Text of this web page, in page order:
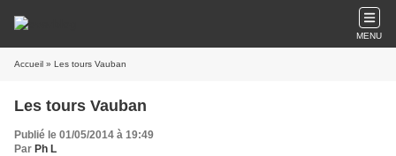
MENU
Accueil » Les tours Vauban
Les tours Vauban
Publié le 01/05/2014 à 19:49
Par Ph L